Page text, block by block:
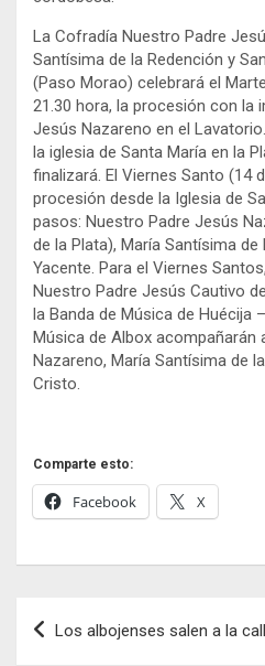
La Cofradía Nuestro Padre
Santísima de la Redención y
(Paso Morao) celebrará el
21.30 hora, la procesión con la
Jesús Nazareno en el
la iglesia de Santa María en la
finalizará. El Viernes Santo (14
procesión desde la Iglesia de
pasos: Nuestro Padre Jesús
de la Plata), María Santísima
Yacente. Para el Viernes
Nuestro Padre Jesús Cautivo
la Banda de Música de Huécija
Música de Albox acompañarán
Nazareno, María Santísima de
Cristo.
Comparte esto:
Facebook X
Navegación
Los albojenses salen a la